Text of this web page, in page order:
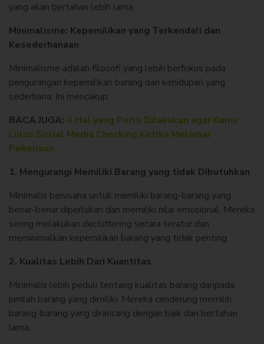
yang akan bertahan lebih lama.
Minimalisme: Kepemilikan yang Terkendali dan
Kesederhanaan
Minimalisme adalah filosofi yang lebih berfokus pada
pengurangan kepemilikan barang dan kehidupan yang
sederhana. Ini mencakup:
BACA JUGA: 4 Hal yang Perlu Dilakukan agar Kamu
Lulus Social Media Checking Ketika Melamar
Pekerjaan
1. Mengurangi Memiliki Barang yang tidak Dibutuhkan
Minimalis berusaha untuk memiliki barang-barang yang
benar-benar diperlukan dan memiliki nilai emosional. Mereka
sering melakukan decluttering secara teratur dan
meminimalkan kepemilikan barang yang tidak penting.
2. Kualitas Lebih Dari Kuantitas
Minimalis lebih peduli tentang kualitas barang daripada
jumlah barang yang dimiliki. Mereka cenderung memilih
barang-barang yang dirancang dengan baik dan bertahan
lama.